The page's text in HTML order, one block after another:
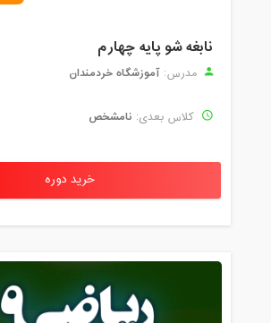
نابغه شو پایه چهارم
مدرس: آموزشگاه خردمندان
کلاس بعدی: نامشخص
خرید دوره